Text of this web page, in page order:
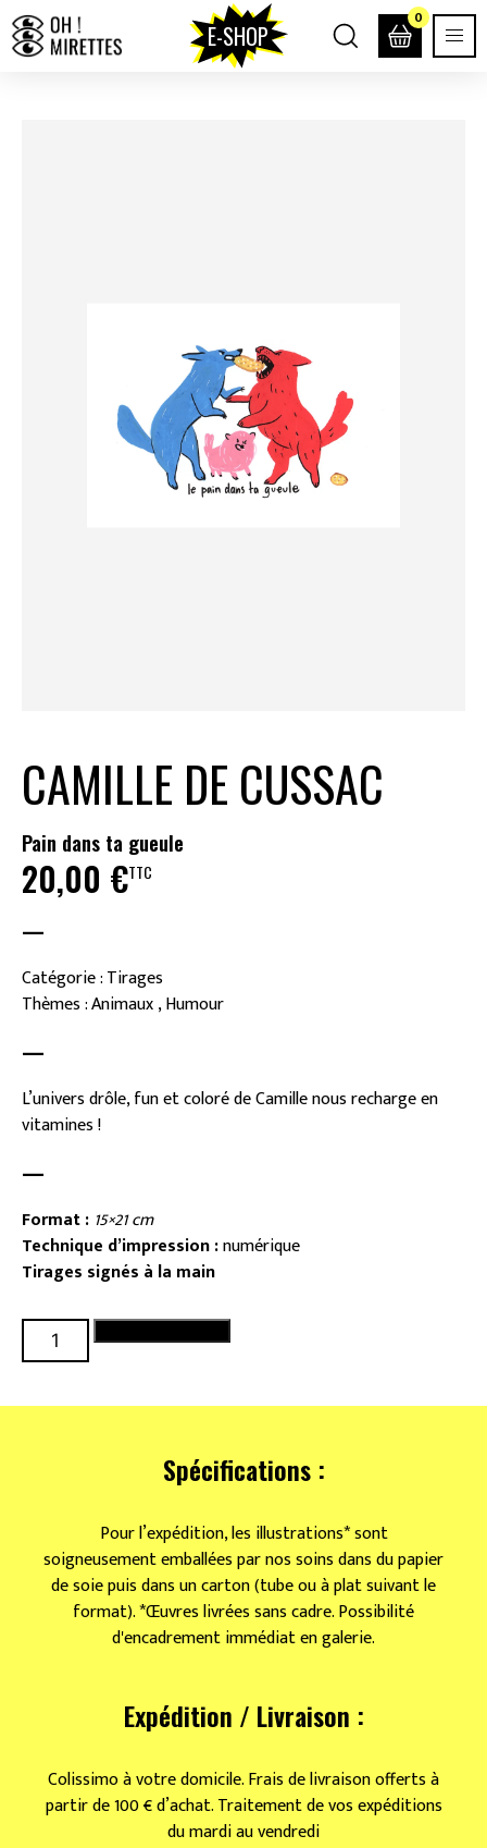
E-SHOP
0
CAMILLE DE CUSSAC
Pain dans ta gueule
20,00 €TTC
—
Catégorie : Tirages
Thèmes : Animaux , Humour
—
L’univers drôle, fun et coloré de Camille nous recharge en
vitamines !
—
Format : 15×21 cm
Technique d’impression :numérique
Tirages signés à la main
quantité
de
dans
Spécifications :
Pour l’expédition, les illustrations* sont
soigneusement emballées par nos soins dans du papier
de soie puis dans un carton (tube ou à plat suivant le
format). *Œuvres livrées sans cadre. Possibilité
d'encadrement immédiat en galerie.
Expédition / Livraison :
Colissimo à votre domicile. Frais de livraison offerts à
partir de 100 € d’achat. Traitement de vos expéditions
du mardi au vendredi